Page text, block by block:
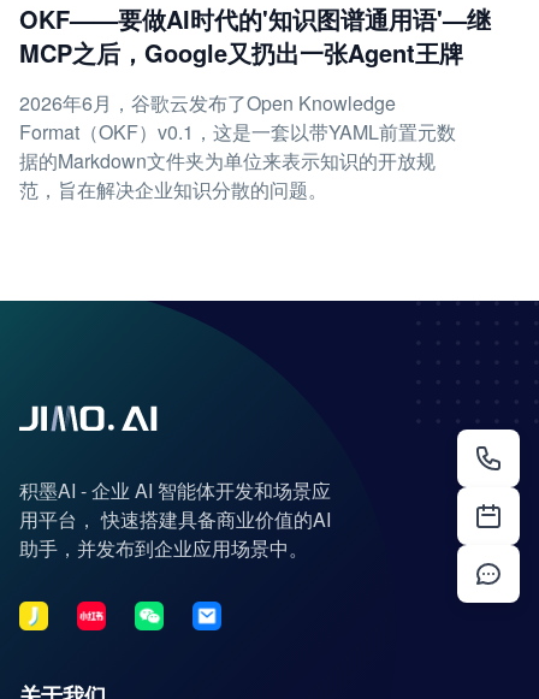
OKF——要做AI时代的'知识图谱通用语'—继
MCP之后，Google又扔出一张Agent王牌
2026年6月，谷歌云发布了Open Knowledge
Format（OKF）v0.1，这是一套以带YAML前置元数
据的Markdown文件夹为单位来表示知识的开放规
范，旨在解决企业知识分散的问题。
积墨AI - 企业 AI 智能体开发和场景应
用平台， 快速搭建具备商业价值的AI
助手，并发布到企业应用场景中。